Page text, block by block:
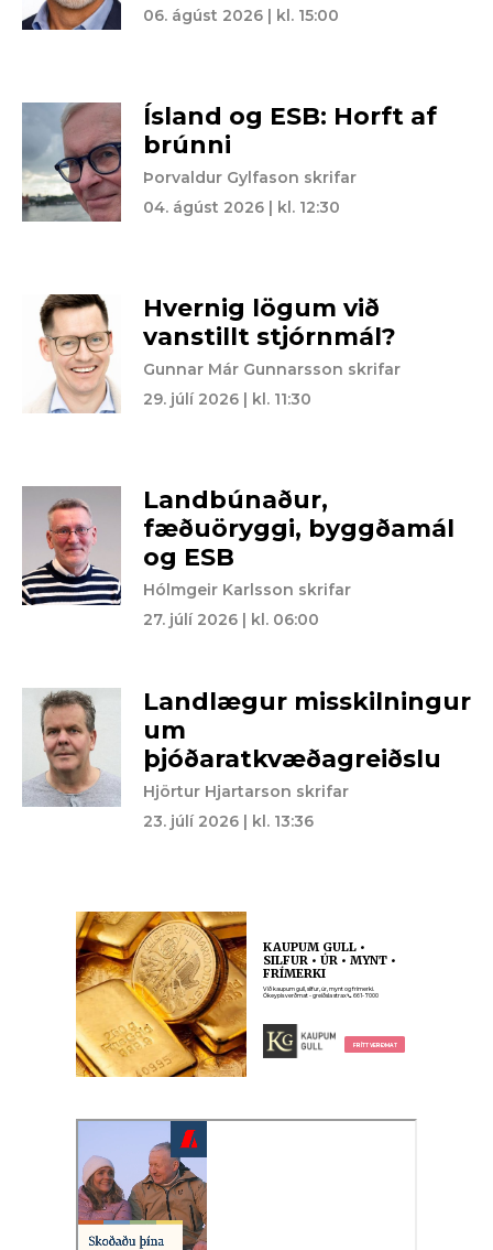
06. ágúst 2026 | kl. 15:00
Ísland og ESB: Horft af
brúnni
Þorvaldur Gylfason skrifar
04. ágúst 2026 | kl. 12:30
Hvernig lögum við
vanstillt stjórnmál?
Gunnar Már Gunnarsson skrifar
29. júlí 2026 | kl. 11:30
Landbúnaður,
fæðuöryggi, byggðamál
og ESB
Hólmgeir Karlsson skrifar
27. júlí 2026 | kl. 06:00
Landlægur misskilningur
um
þjóðaratkvæðagreiðslu
Hjörtur Hjartarson skrifar
23. júlí 2026 | kl. 13:36